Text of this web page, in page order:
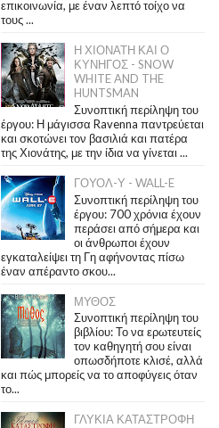
επικοινωνία, με έναν λεπτό τοίχο να
τους ...
Η ΧΙΟΝΑΤΗ ΚΑΙ Ο
ΚΥΝΗΓΟΣ - SNOW
WHITE AND THE
HUNTSMAN
Συνοπτική περίληψη του
έργου: Η μάγισσα Ravenna παντρεύεται
και σκοτώνει τον βασιλιά και πατέρα
της Χιονάτης, με την ίδια να γίνεται ...
ΓΟΥΟΛ-Υ - WALL-E
Συνοπτική περίληψη του
έργου: 700 χρόνια έχουν
περάσει από σήμερα και
οι άνθρωποι έχουν
εγκαταλείψει τη Γη αφήνοντας πίσω
έναν απέραντο σκου...
ΜΥΘΟΣ
Συνοπτική περίληψη του
βιβλίου: Το να ερωτευτείς
τον καθηγητή σου είναι
οπωσδήποτε κλισέ, αλλά
και πώς μπορείς να το αποφύγεις όταν
το...
ΓΛΥΚΙΑ ΚΑΤΑΣΤΡΟΦΗ